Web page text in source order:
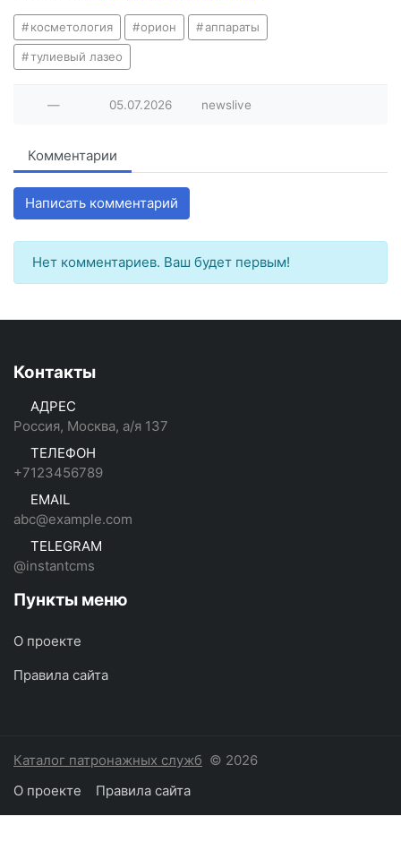
косметология орион аппараты
тулиевый лазео
— 05.07.2026 newslive
Комментарии
Написать комментарий
Нет комментариев. Ваш будет первым!
Контакты
АДРЕС
Россия, Москва, а/я 137
ТЕЛЕФОН
+7123456789
EMAIL
abc@example.com
TELEGRAM
@instantcms
Пункты меню
О проекте
Правила сайта
Каталог патронажных служб © 2026
О проекте
Правила сайта